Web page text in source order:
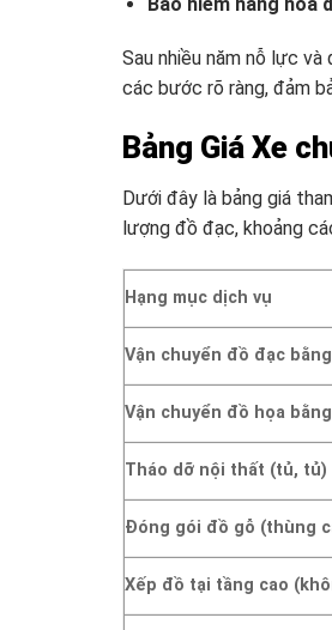
Sau nhiều năm nỗ lực
các bước rõ ràng, đảm
Bảng Giá Xe
Dưới đây là bảng giá
lượng đồ đạc, khoảng
Hạng mục dịch vụ
Vận chuyển đồ đạc
Vận chuyển đồ họa
Tháo dỡ nội thất (tủ, tủ)
Đóng gói đồ gỗ (thùng
Xếp đồ tại tầng cao